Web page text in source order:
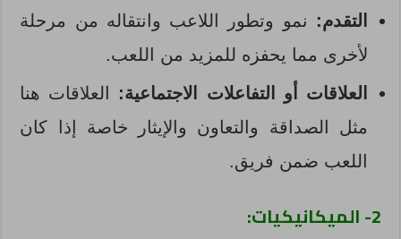
التقدم: نمو وتطور اللاعب وانتقاله من مرحلة
لأخرى مما يحفزه للمزيد من اللعب.
العلاقات أو التفاعلات الاجتماعية: العلاقات هنا
مثل الصداقة والتعاون والإيثار خاصة إذا كان
اللعب ضمن فريق.
2- الميكانيكيات: